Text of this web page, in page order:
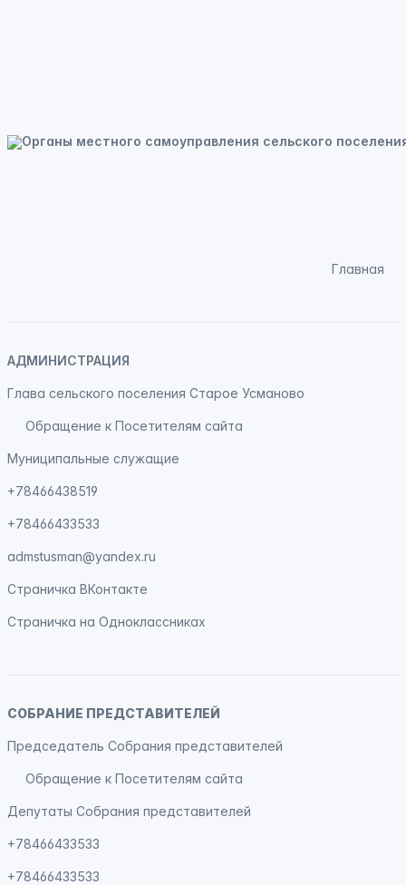
Главная
АДМИНИСТРАЦИЯ
Глава сельского поселения Старое Усманово
Обращение к Посетителям сайта
Муниципальные служащие
+78466438519
+78466433533
admstusman@yandex.ru
Страничка ВКонтакте
Страничка на Одноклассниках
СОБРАНИЕ ПРЕДСТАВИТЕЛЕЙ
Председатель Собрания представителей
Обращение к Посетителям сайта
Депутаты Собрания представителей
+78466433533
+78466433533